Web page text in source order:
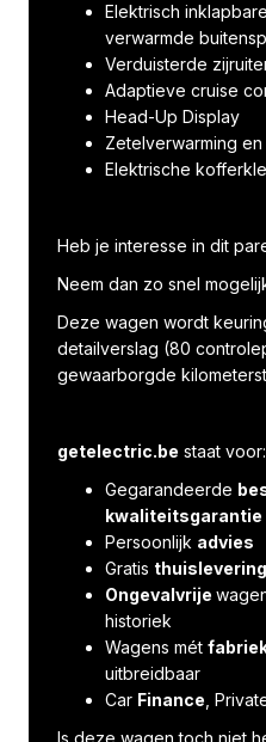
Elektrisch
verwarmde
Verduisterde
Adaptieve cruise
Head-Up Display
Zetelverwarming
Elektrische
Heb je interesse in dit
Neem dan zo snel
Deze wagen wordt
detailverslag (80
gewaarborgde
getelectric.be staat voor:
Gegarandeerde
kwaliteitsgarantie
Persoonlijk advies
Gratis thuislevering
Ongevalvrije
historiek
Wagens mét
uitbreidbaar
Car Finance ,
Is deze wagen toch niet